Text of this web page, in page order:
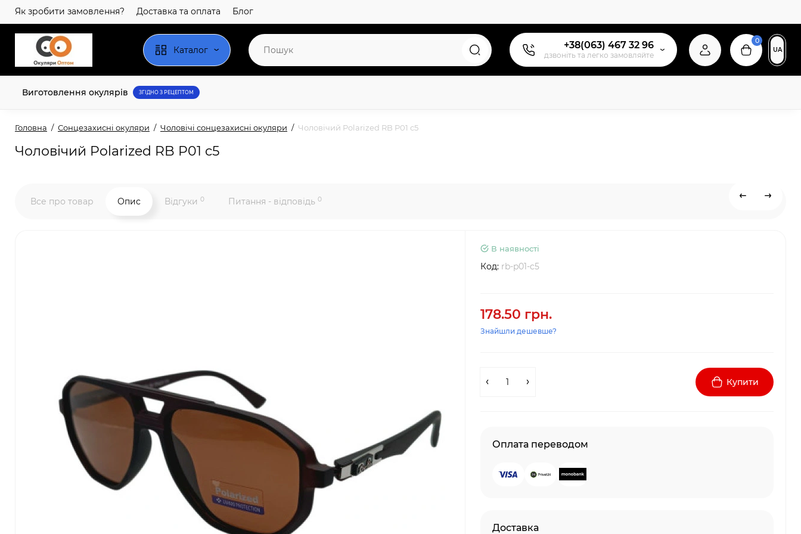
Як зробити замовлення? Доставка та оплата Блог
Каталог +38(063) 467 32 96
дзвонiть та легко замовляйте
0
UA
Виготовлення окулярів ЗГІДНО З РЕЦЕПТОМ
Головна Сонцезахисні окуляри Чоловічі сонцезахисні окуляри Чоловічий Polarized RB P01 c5
Чоловічий Polarized RB P01 c5
Все про товар Опис Відгуки 0 Питання - відповідь 0
В наявності
Код: rb-p01-c5
178.50 грн.
Знайшли дешевше?
Купити
Оплата переводом
Доставка